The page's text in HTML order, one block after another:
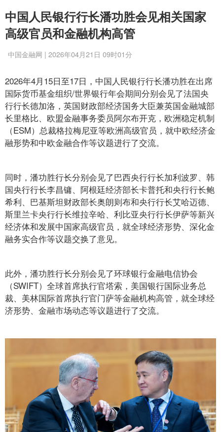
中国人民银行行长潘功胜会见相关国家
高级官员和金融机构高管
中国金融网 | 2026年04月21日 09时01分
2026年4月15日至17日，中国人民银行行长潘功胜在出席
国际货币基金组织/世界银行年会期间分别会见了法国央
行行长德加洛，英国财政部经济国务大臣兼英国金融城部
长里格比、欧盟金融事务委员阿尔布开克，欧洲稳定机制
（ESM）总裁格拉梅尼亚等欧洲高级官员，就中欧经济金
融形势和中欧金融合作等议题进行了交流。
同时，潘功胜行长分别会见了巴西央行行长加利波罗、韩
国央行行长李昌镛、阿根廷经济部长卡普托和央行行长鲍
希利、巴基斯坦财政部长奥朗则布和央行行长艾哈迈德、
斯里兰卡央行行长维拉辛哈、利比亚央行行长伊萨等新兴
经济体和发展中国家高级官员，就全球经济形势、深化金
融务实合作等议题交换了意见。
此外，潘功胜行长分别会见了环球银行金融电信协会
（SWIFT）全球首席执行官塔索，美国银行国际业务总
裁、美林国际首席执行官门萨等金融机构高管，就全球经
济形势、金融市场动态等议题进行了交流。